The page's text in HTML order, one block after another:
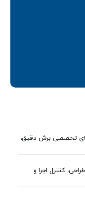
تخصصی برش دقیق،
کنترل اجرا و